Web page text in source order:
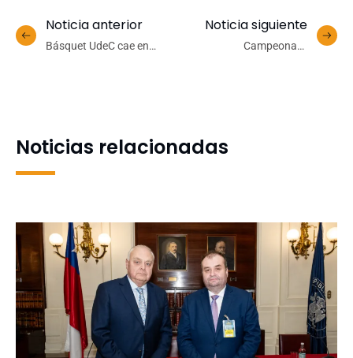
Noticia anterior
Básquet UdeC cae en
Noticia siguiente
Campeonato
Noticias relacionadas